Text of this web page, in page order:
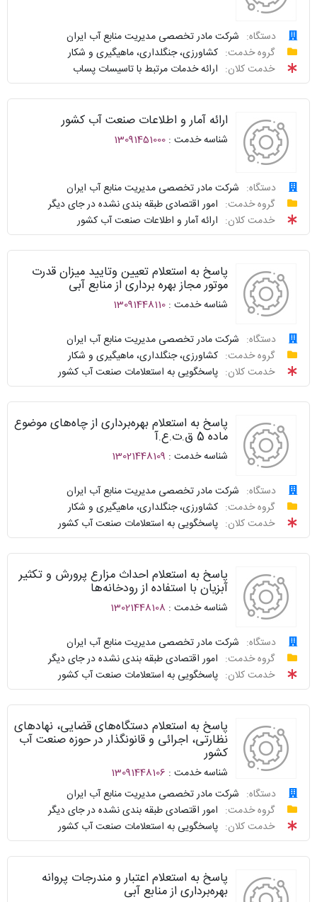
سامانه
خدمات
دولت
توافقنامه
نظرسنجی
سامانه
خدمات
دولت
دستگاه:
شرکت مادر تخصصی مدیریت منابع آب ایران
گروه خدمت:
کشاورزی، جنگلداری، ماهیگیری و شکار
خدمت کلان:
ارائه خدمات مرتبط با تاسیسات پساب
درخواست
پیگیری
واحد
توافقنامه
نظرسنجی
سوالات
سامانه
خدمات
دولت
ارائه آمار و اطلاعات صنعت آب کشور
شناسه خدمت : 13091451000
دستگاه:
شرکت مادر تخصصی مدیریت منابع آب ایران
گروه خدمت:
امور اقتصادی طبقه بندی نشده در جای دیگر
خدمت کلان:
ارائه آمار و اطلاعات صنعت آب کشور
درخواست
پیگیری
واحد
پاسخگو
توافقنامه
نظرسنجی
سوالات
سامانه
خدمات
دولت
پاسخ به استعلام تعیین وتایید میزان قدرت
موتور مجاز بهره برداری از منابع آبی
شناسه خدمت : 13091448110
دستگاه:
شرکت مادر تخصصی مدیریت منابع آب ایران
گروه خدمت:
کشاورزی، جنگلداری، ماهیگیری و شکار
خدمت کلان:
پاسخگویی به استعلامات صنعت آب کشور
درخواست
پیگیری
واحد
پاسخگو
توافقنامه
نظرسنجی
سوالات
سامانه
خدمات
دولت
پاسخ به استعلام بهره‌برداری از چاه‌های موضوع
ماده 5 ق.ت.ع.آ
شناسه خدمت : 13021448109
دستگاه:
شرکت مادر تخصصی مدیریت منابع آب ایران
گروه خدمت:
کشاورزی، جنگلداری، ماهیگیری و شکار
خدمت کلان:
پاسخگویی به استعلامات صنعت آب کشور
درخواست
پیگیری
واحد
پاسخگو
توافقنامه
نظرسنجی
سوالات
متداول
سامانه
خدمات
دولت
پاسخ به استعلام احداث مزارع پرورش و تکثیر
آبزیان با استفاده از رودخانه‌ها
شناسه خدمت : 13021448108
دستگاه:
شرکت مادر تخصصی مدیریت منابع آب ایران
گروه خدمت:
امور اقتصادی طبقه بندی نشده در جای دیگر
خدمت کلان:
پاسخگویی به استعلامات صنعت آب کشور
درخواست
پیگیری
واحد
پاسخگو
نحوه
توافقنامه
نظرسنجی
پاسخ به استعلام دستگاه‌های قضایی، نهادهای
نظارتی، اجرائی و قانونگذار در حوزه صنعت آب
کشور
شناسه خدمت : 13091448106
دستگاه:
شرکت مادر تخصصی مدیریت منابع آب ایران
گروه خدمت:
امور اقتصادی طبقه بندی نشده در جای دیگر
خدمت کلان:
پاسخگویی به استعلامات صنعت آب کشور
درخواست
پیگیری
واحد
پاسخگو
پاسخ به استعلام اعتبار و مندرجات پروانه
بهره‌برداری از منابع آبی